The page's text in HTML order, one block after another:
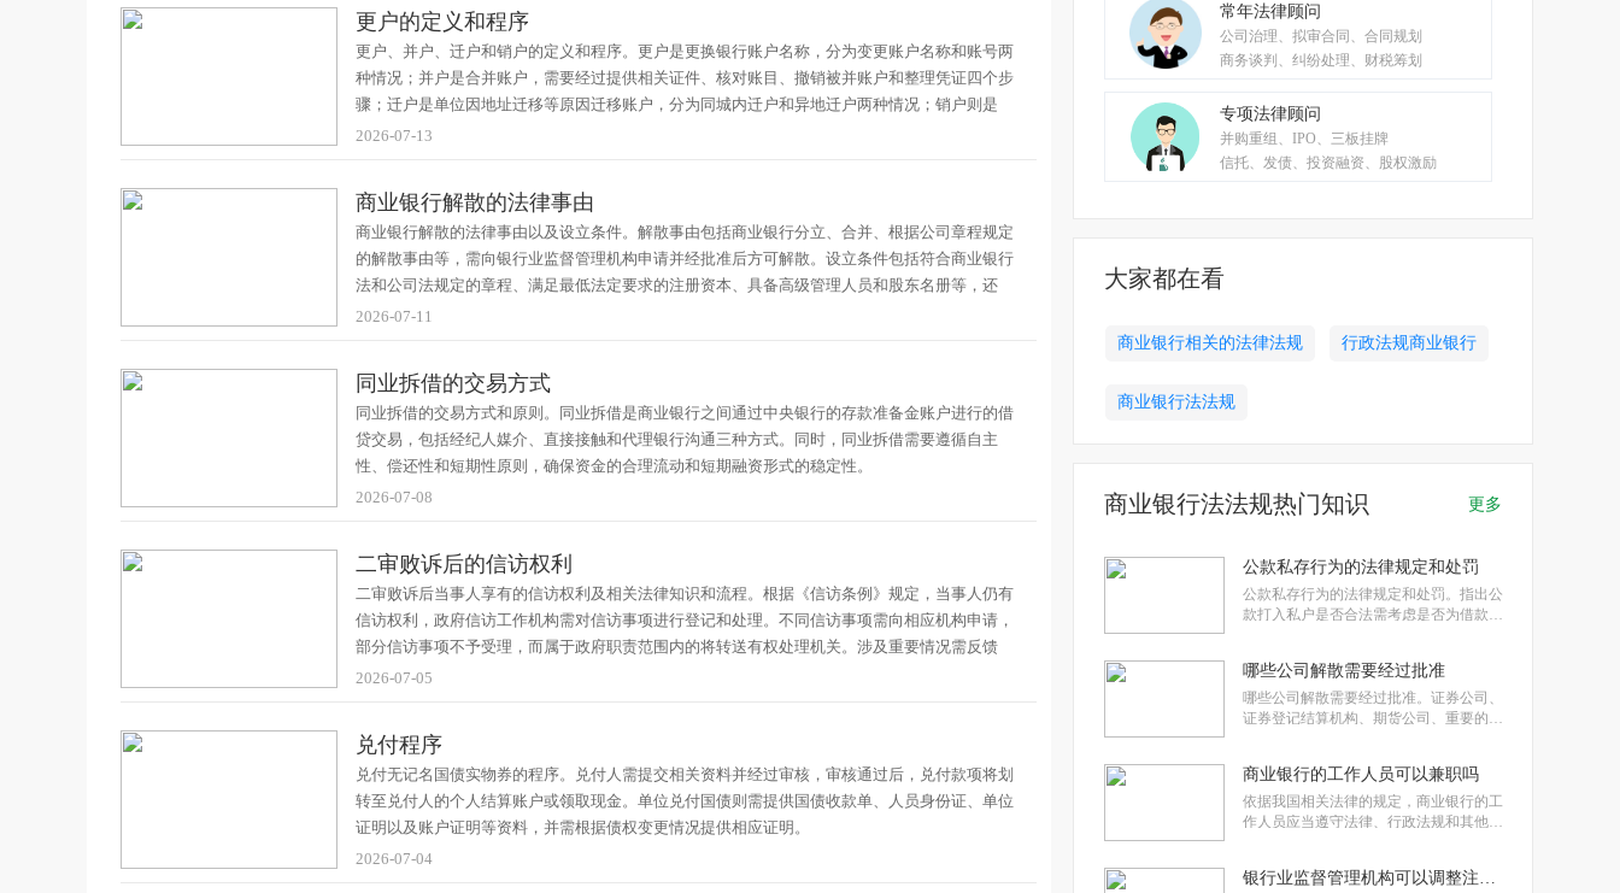
更户的定义和程序
更户、并户、迁户和销户的定义和程序。更户是更换银行账户名称，分为变更账户名称和账号两
种情况；并户是合并账户，需要经过提供相关证件、核对账目、撤销被并账户和整理凭证四个步
骤；迁户是单位因地址迁移等原因迁移账户，分为同城内迁户和异地迁户两种情况；销户则是
2026-07-13
商业银行解散的法律事由
商业银行解散的法律事由以及设立条件。解散事由包括商业银行分立、合并、根据公司章程规定
的解散事由等，需向银行业监督管理机构申请并经批准后方可解散。设立条件包括符合商业银行
法和公司法规定的章程、满足最低法定要求的注册资本、具备高级管理人员和股东名册等，还
2026-07-11
同业拆借的交易方式
同业拆借的交易方式和原则。同业拆借是商业银行之间通过中央银行的存款准备金账户进行的借
贷交易，包括经纪人媒介、直接接触和代理银行沟通三种方式。同时，同业拆借需要遵循自主
性、偿还性和短期性原则，确保资金的合理流动和短期融资形式的稳定性。
2026-07-08
二审败诉后的信访权利
二审败诉后当事人享有的信访权利及相关法律知识和流程。根据《信访条例》规定，当事人仍有
信访权利，政府信访工作机构需对信访事项进行登记和处理。不同信访事项需向相应机构申请，
部分信访事项不予受理，而属于政府职责范围内的将转送有权处理机关。涉及重要情况需反馈
2026-07-05
兑付程序
兑付无记名国债实物券的程序。兑付人需提交相关资料并经过审核，审核通过后，兑付款项将划
转至兑付人的个人结算账户或领取现金。单位兑付国债则需提供国债收款单、人员身份证、单位
证明以及账户证明等资料，并需根据债权变更情况提供相应证明。
2026-07-04
常年法律顾问
公司治理、拟审合同、合同规划
商务谈判、纠纷处理、财税筹划
专项法律顾问
并购重组、IPO、三板挂牌
信托、发债、投资融资、股权激励
大家都在看
商业银行相关的法律法规 行政法规商业银行
商业银行法法规
更多
商业银行法法规热门知识
公款私存行为的法律规定和处罚
公款私存行为的法律规定和处罚。指出公
款打入私户是否合法需考虑是否为借款或
存储。对于违规行为，商业银行法、现金
管理暂行条例实施细则等法规均有相应处
罚规定，包括没收违法所得、罚款等。
哪些公司解散需要经过批准
哪些公司解散需要经过批准。证券公司、
证券登记结算机构、期货公司、重要的国
机构的批准。其中涉及各类公司在不同情
况下的解散流程，如合并、分立、破产
等，并需要遵循相关法律法规进行清算。
商业银行的工作人员可以兼职吗
依据我国相关法律的规定，商业银行的工
作人员应当遵守法律、行政法规和其他各
得泄露其在任职期间知悉的国家秘密、商
银行业监督管理机构可以调整注册资本最低限额吗